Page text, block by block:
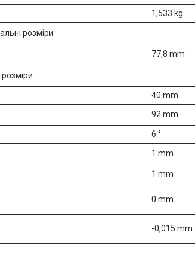
1,533 kg
розміри
77,8 mm
розміри
40 mm
92 mm
6 °
1 mm
1 mm
0 mm
-0,015 mm